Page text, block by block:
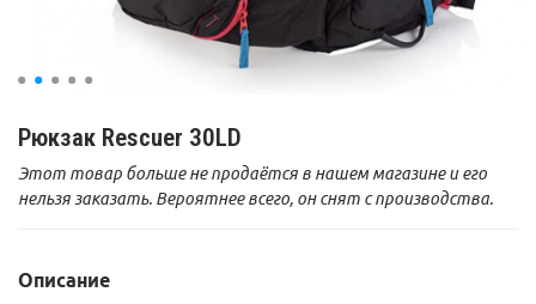
Рюкзак Rescuer 30LD
Этот товар больше не продаётся в нашем магазине и его
нельзя заказать. Вероятнее всего, он снят с производства.
Описание